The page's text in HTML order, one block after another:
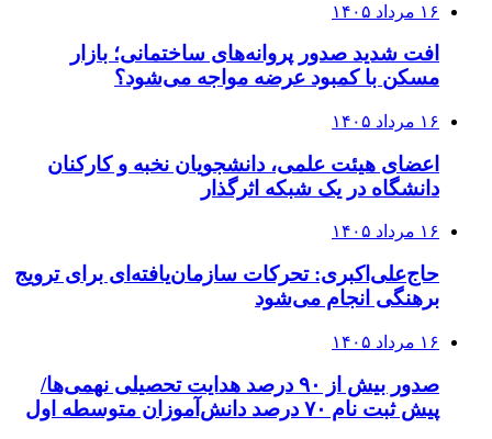
۱۶ مرداد ۱۴۰۵
افت شدید صدور پروانه‌های ساختمانی؛ بازار
مسکن با کمبود عرضه مواجه می‌شود؟
۱۶ مرداد ۱۴۰۵
اعضای هیئت علمی، دانشجویان نخبه و کارکنان
دانشگاه در یک شبکه‌ اثرگذار
۱۶ مرداد ۱۴۰۵
حاج‌علی‌اکبری: تحرکات سازمان‌یافته‌ای برای ترویج
برهنگی انجام می‌شود
۱۶ مرداد ۱۴۰۵
صدور بیش از ۹۰ درصد هدایت تحصیلی نهمی‌ها/
پیش ثبت نام ۷۰ درصد دانش‌آموزان متوسطه اول